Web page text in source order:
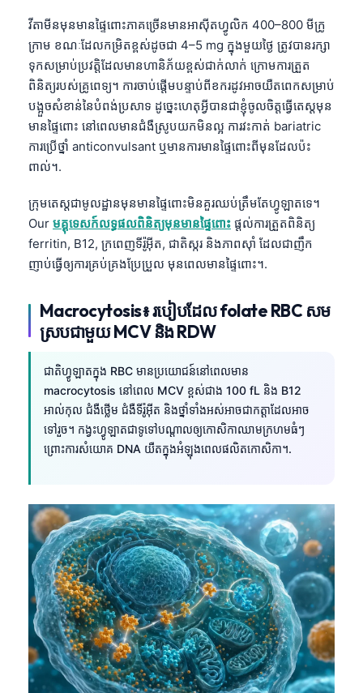
វីតាមីនមុនមានផ្ទៃពោះភាគច្រើនមានអាស៊ីតហ្វូលិក 400–800 មីក្រូ
ក្រាម ខណៈដែលកម្រិតខ្ពស់ដូចជា 4–5 mg ក្នុងមួយថ្ងៃ ត្រូវបានរក្សា
ទុកសម្រាប់ប្រវត្តិដែលមានហានិភ័យខ្ពស់ជាក់លាក់ ក្រោមការត្រួត
ពិនិត្យរបស់គ្រូពេទ្យ។ ការចាប់ផ្តើមបន្ទាប់ពីខករដូវអាចយឺតពេកសម្រាប់
បង្អួចសំខាន់នៃបំពង់ប្រសាទ ដូច្នេះហេតុអ្វីបានជាខ្ញុំចូលចិត្តធ្វើតេស្តមុន
មានផ្ទៃពោះ នៅពេលមានជំងឺស្រូបយកមិនល្អ ការវះកាត់ bariatric
ការប្រើថ្នាំ anticonvulsant ឬមានការមានផ្ទៃពោះពីមុនដែលប៉ះ
ពាល់។.
ក្រុមតេស្តជាមូលដ្ឋានមុនមានផ្ទៃពោះមិនគួរឈប់ត្រឹមតែហ្វូឡាតទេ។
Our មគ្គុទេសក៍លទ្ធផលពិនិត្យមុនមានផ្ទៃពោះ ផ្តល់ការត្រួតពិនិត្យ
ferritin, B12, ក្រពេញទីរ៉ូអ៊ីត, ជាតិស្ករ និងភាពស៊ាំ ដែលជាញឹក
ញាប់ធ្វើឲ្យការគ្រប់គ្រងប្រែប្រួល មុនពេលមានផ្ទៃពោះ។.
Macrocytosis៖ របៀបដែល folate RBC សម
ស្របជាមួយ MCV និង RDW
ជាតិហ្វូឡាតក្នុង RBC មានប្រយោជន៍នៅពេលមាន
macrocytosis នៅពេល MCV ខ្ពស់ជាង 100 fL និង B12
អាល់កុល ជំងឺថ្លើម ជំងឺទីរ៉ូអ៊ីត និងថ្នាំទាំងអស់អាចជាកត្តាដែលអាច
ទៅរួច។ កង្វះហ្វូឡាតជាទូទៅបណ្តាលឲ្យកោសិកាឈាមក្រហមធំៗ
ព្រោះការសំយោគ DNA យឺតក្នុងអំឡុងពេលផលិតកោសិកា។.